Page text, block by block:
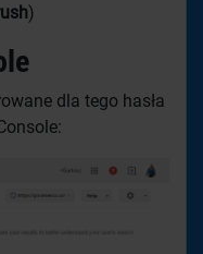
)
dla tego hasła